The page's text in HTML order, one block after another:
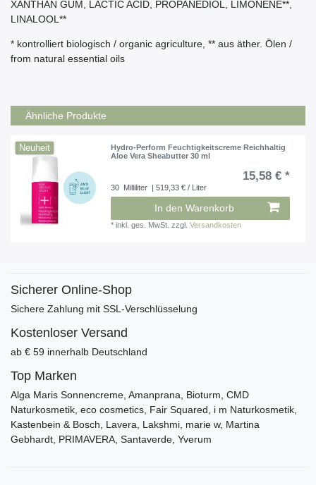
XANTHAN GUM, LACTIC ACID, PROPANEDIOL, LIMONENE**,
LINALOOL**
* kontrolliert biologisch / organic agriculture, ** aus äther. Ölen /
from natural essential oils
Ähnliche Produkte
Neuheit
Hydro-Perform Feuchtigkeitscreme Reichhaltig
Aloe Vera Sheabutter 30 ml
15,58 € *
30 Milliliter | 519,33 € / Liter
In den Warenkorb
*inkl. ges. MwSt. zzgl.Versandkosten
Sicherer Online-Shop
Sichere Zahlung mit SSL-Verschlüsselung
Kostenloser Versand
ab € 59 innerhalb Deutschland
Top Marken
Alga Maris Sonnencreme, Amanprana, Bioturm, CMD
Naturkosmetik, eco cosmetics, Fair Squared, i m Naturkosmetik,
Kastenbein & Bosch, Lavera, Lakshmi, marie w, Martina
Gebhardt, PRIMAVERA, Santaverde, Yverum